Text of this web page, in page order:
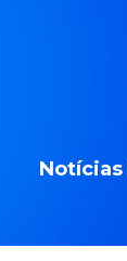
Notícias